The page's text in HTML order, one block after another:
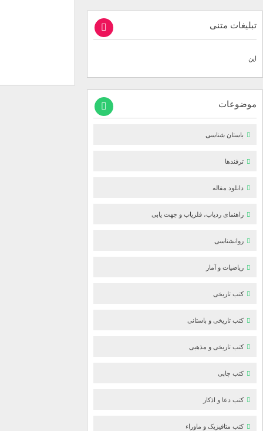
تبلیغات متنی
این
موضوعات
باستان شناسی
ترفندها
دانلود مقاله
راهنمای ردیاب، فلزیاب و جهت یابی
روانشناسی
ریاضیات و آمار
کتب تاریخی
کتب تاریخی و باستانی
کتب تاریخی و مذهبی
کتب چاپی
کتب دعا و اذکار
کتب متافیزیک و ماوراء